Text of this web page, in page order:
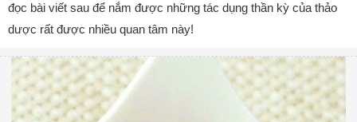
đọc bài viết sau để nắm được những tác dụng thần kỳ của thảo
dược rất được nhiều quan tâm này!